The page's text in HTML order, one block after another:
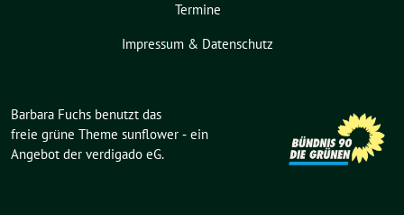
Termine
Impressum & Datenschutz
Barbara Fuchs benutzt das
freie grüne Theme sunflower ‐ ein
Angebot der verdigado eG.